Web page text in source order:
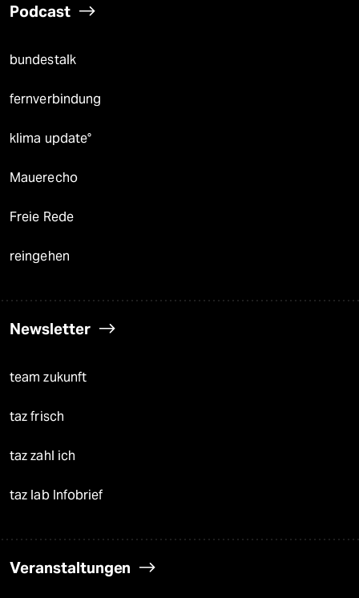
Podcast
bundestalk
fernverbindung
klima update°
Mauerecho
Freie Rede
reingehen
Newsletter
team zukunft
taz frisch
taz zahl ich
taz lab Infobrief
Veranstaltungen